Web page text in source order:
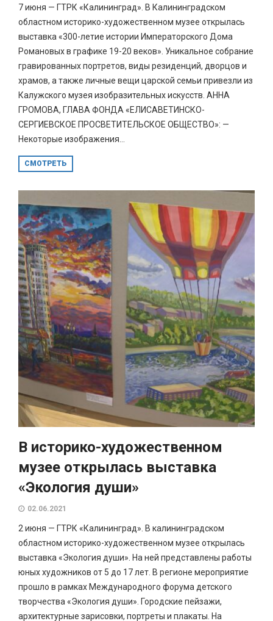
7 июня — ГТРК «Калининград». В Калининградском
областном историко-художественном музее открылась
выставка «300-летие истории Императорского Дома
Романовых в графике 19-20 веков». Уникальное собрание
гравированных портретов, виды резиденций, дворцов и
храмов, а также личные вещи царской семьи привезли из
Калужского музея изобразительных искусств. АННА
ГРОМОВА, ГЛАВА ФОНДА «ЕЛИСАВЕТИНСКО-
СЕРГИЕВСКОЕ ПРОСВЕТИТЕЛЬСКОЕ ОБЩЕСТВО»: —
Некоторые изображения...
СМОТРЕТЬ
В историко-художественном
музее открылась выставка
«Экология души»
02.06.2021
2 июня — ГТРК «Калининград». В калининградском
областном историко-художественном музее открылась
выставка «Экология души». На ней представлены работы
юных художников от 5 до 17 лет. В регионе мероприятие
прошло в рамках Международного форума детского
творчества «Экология души». Городские пейзажи,
архитектурные зарисовки, портреты и плакаты. На